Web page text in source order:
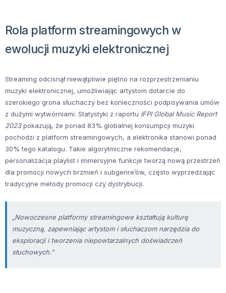
Rola platform streamingowych w
ewolucji muzyki elektronicznej
Streaming odcisnął niewątpliwie piętno na rozprzestrzenianiu
muzyki elektronicznej, umożliwiając artystom dotarcie do
szerokiego grona słuchaczy bez konieczności podpisywania umów
z dużymi wytwórniami. Statystyki z raportu IFPI Global Music Report
2023pokazują, że ponad 83% globalnej konsumpcji muzyki
pochodzi z platform streamingowych, a elektronika stanowi ponad
30% tego katalogu. Takie algorytmiczne rekomendacje,
personalizacja playlist i immersyjne funkcje tworzą nową przestrzeń
dla promocji nowych brzmień i subgenre’ów, często wyprzedzając
tradycyjne metody promocji czy dystrybucji.
„Nowoczesne platformy streamingowe kształtują kulturę
muzyczną, zapewniając artystom i słuchaczom narzędzia do
eksploracji i tworzenia niepowtarzalnych doświadczeń
słuchowych.”